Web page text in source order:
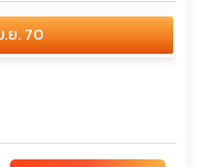
ดเทปา - โบสถ์มหาวิหาร
ะพานปรินซิป - ย่านกริน
ร์ค - พระราชวังโฮฟบวร์
ตฟาน - เอาท์เล็ต พาร์
.ย. 70